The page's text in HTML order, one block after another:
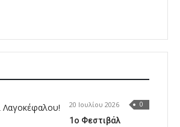
20 Ιουλίου 2026 0
1o Φεστιβάλ